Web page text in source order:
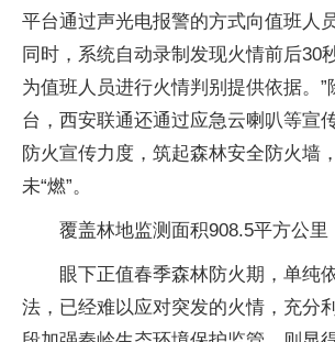
平台通过声光电报警的方式向值班人
同时，系统自动录制发现火情前后30
为值班人员进行火情判别提供依据。
台，西安联通还通过应急云喇叭等宣
防火宣传力度，筑起森林安全防火墙
未“燃”。
覆盖林地监测面积908.5平方公里
眼下正值春季森林防火期，单纯
法，已经难以应对突发的火情，充分